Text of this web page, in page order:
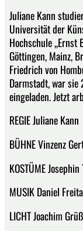
Juliane Kann
Universität der
Hochschule „Ernst
Göttingen, Mainz,
Friedrich von
Darmstadt, war sie
eingeladen. Jetzt
REGIE Juliane Kann
BÜHNE Vinzenz
KOSTÜME
MUSIK Daniel
LICHT Joachim